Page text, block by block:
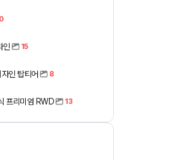
인 15
인 탑티어 8
프리미엄 RWD 13